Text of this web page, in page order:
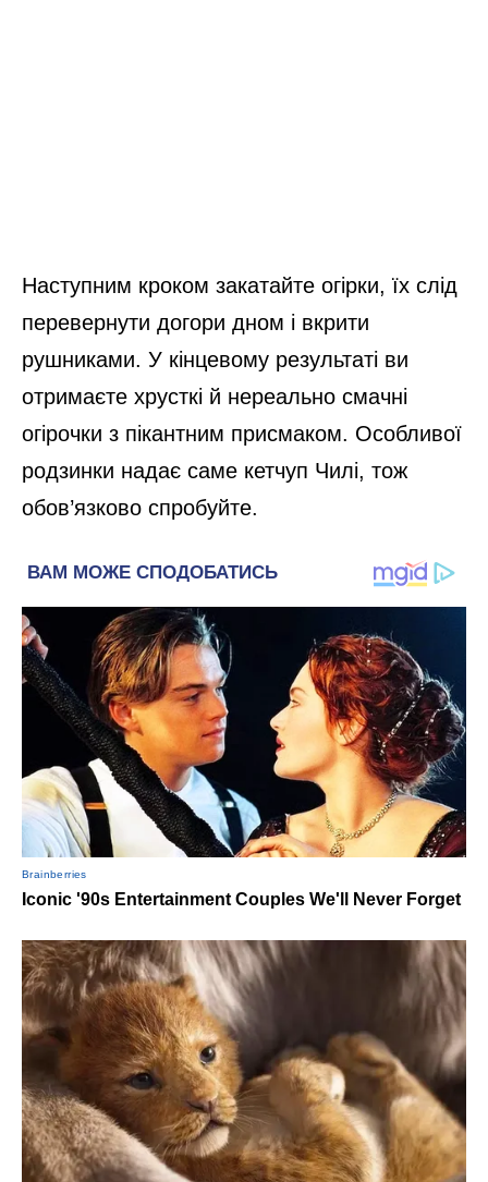
Наступним кроком закатайте огірки, їх слід
перевернути догори дном і вкрити
рушниками. У кінцевому результаті ви
отримаєте хрусткі й нереально смачні
огірочки з пікантним присмаком. Особливої
родзинки надає саме кетчуп Чилі, тож
обов’язково спробуйте.